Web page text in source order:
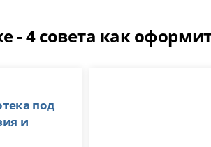
- 4 совета как
под
и